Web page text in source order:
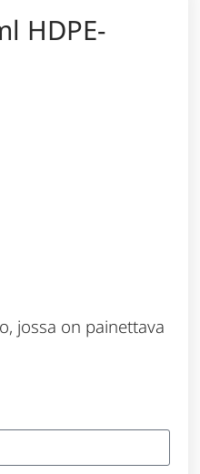
HDPE-
jossa on painettava